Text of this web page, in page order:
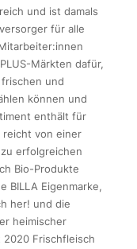
und ist damals
für alle
Märkten dafür,
und
können und
enthält für
reicht von einer
erfolgreichen
Bio-Produkte
BILLA Eigenmarke,
her! und die
heimischer
2020 Frischfleisch